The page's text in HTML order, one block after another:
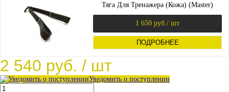
Тяга Для Тренажера (Кожа) (Master)
1 650 руб./ шт
ПОДРОБНЕЕ
2 540 руб. / шт
Уведомить о поступлении